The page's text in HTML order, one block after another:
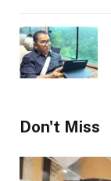
Don't Miss